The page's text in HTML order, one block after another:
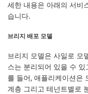
세한 내용은 아래의 서비
습니다.
브리지 배포 모델
브리지 모델은 사일로 모
스는 분리되어 있을 수
를 들어, 애플리케이션은
계층 그리고 테넌트별로